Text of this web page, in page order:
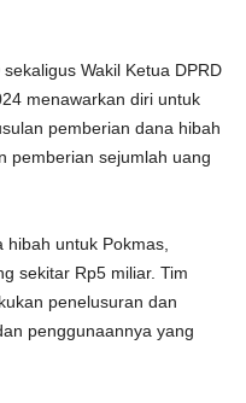
Wakil Ketua DPRD
menawarkan diri untuk
pemberian dana hibah
pemberian sejumlah uang
untuk Pokmas,
sekitar Rp5 miliar. Tim
penelusuran dan
penggunaannya yang